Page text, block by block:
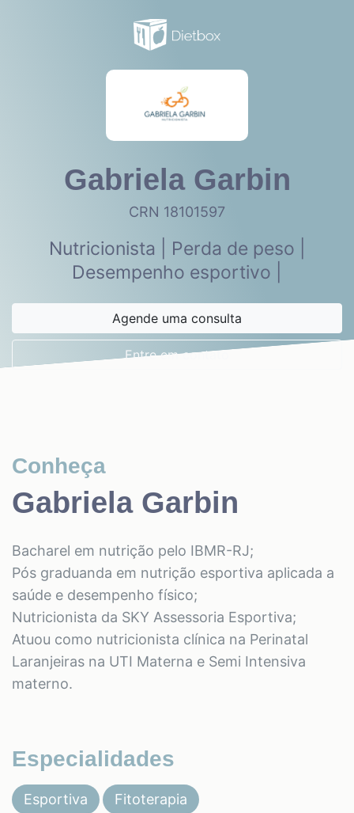
Gabriela Garbin
CRN 18101597
Nutricionista | Perda de peso |
Desempenho esportivo |
Agende uma consulta
Entre em contato
Conheça
Gabriela Garbin
Bacharel em nutrição pelo IBMR-RJ;
Pós graduanda em nutrição esportiva aplicada a
saúde e desempenho físico;
Nutricionista da SKY Assessoria Esportiva;
Atuou como nutricionista clínica na Perinatal
Laranjeiras na UTI Materna e Semi Intensiva
materno.
Especialidades
Esportiva Fitoterapia